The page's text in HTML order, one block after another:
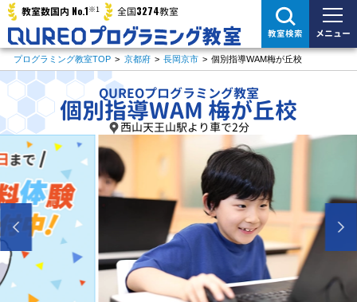
教室数国内 No.1※1 全国3274教室
教室検索 メニュー
プログラミング教室TOP > 京都府 > 長岡京市 > 個別指導WAM梅が丘校
QUREOプログラミング教室
個別指導WAM 梅が丘校
西山天王山駅より車で2分